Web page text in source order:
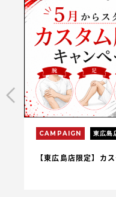
CAMPAIGN 東広島
【東広島店限定】カ